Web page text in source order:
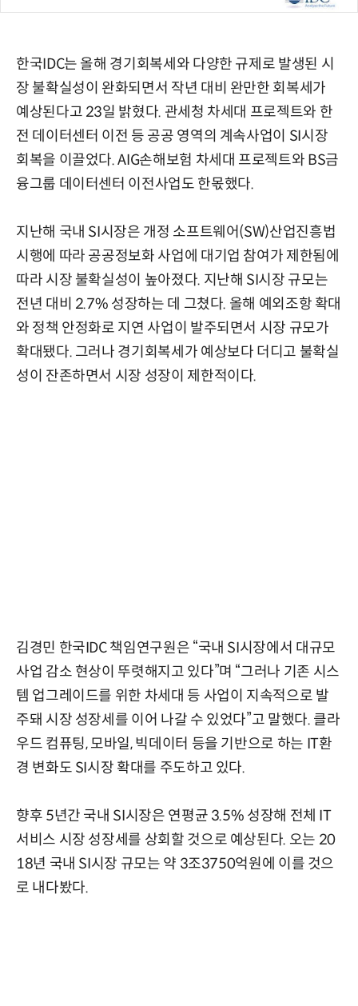
한국IDC는 올해 경기회복세와 다양한 규제로 발생된 시
장 불확실성이 완화되면서 작년 대비 완만한 회복세가
예상된다고 23일 밝혔다. 관세청 차세대 프로젝트와 한
전 데이터센터 이전 등 공공 영역의 계속사업이 SI시장
회복을 이끌었다. AIG손해보험 차세대 프로젝트와 BS금
융그룹 데이터센터 이전사업도 한몫했다.
지난해 국내 SI시장은 개정 소프트웨어(SW)산업진흥법
시행에 따라 공공정보화 사업에 대기업 참여가 제한됨에
따라 시장 불확실성이 높아졌다. 지난해 SI시장 규모는
전년 대비 2.7% 성장하는 데 그쳤다. 올해 예외조항 확대
와 정책 안정화로 지연 사업이 발주되면서 시장 규모가
확대됐다. 그러나 경기회복세가 예상보다 더디고 불확실
성이 잔존하면서 시장 성장이 제한적이다.
김경민 한국IDC 책임연구원은 “국내 SI시장에서 대규모
사업 감소 현상이 뚜렷해지고 있다”며 “그러나 기존 시스
템 업그레이드를 위한 차세대 등 사업이 지속적으로 발
주돼 시장 성장세를 이어 나갈 수 있었다”고 말했다. 클라
우드 컴퓨팅, 모바일, 빅데이터 등을 기반으로 하는 IT환
경 변화도 SI시장 확대를 주도하고 있다.
향후 5년간 국내 SI시장은 연평균 3.5% 성장해 전체 IT
서비스 시장 성장세를 상회할 것으로 예상된다. 오는 20
18년 국내 SI시장 규모는 약 3조3750억원에 이를 것으
로 내다봤다.